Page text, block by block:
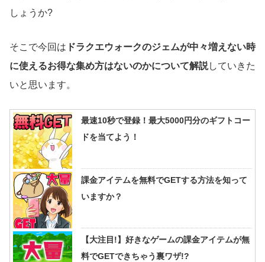
しょうか?
そこで今回は ドラクエウォークのジェムが中々増えない時
に使えるお得な集め方はないのかについて解説していきた
いと思います。
最速10秒で登録！最大5000円分のギフトコー
ドを当てよう！
課金アイテムを無料でGETする方法を知って
いますか？
【大注目!】好きなゲームの課金アイテムが無
料でGETできちゃう裏ワザ!?